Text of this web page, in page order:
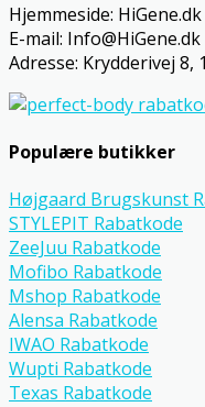
Hjemmeside: HiGene.dk
E-mail: Info@HiGene.dk
Adresse: Krydderivej 8,
Populære butikker
Højgaard Brugskunst
STYLEPIT Rabatkode
ZeeJuu Rabatkode
Mofibo Rabatkode
Mshop Rabatkode
Alensa Rabatkode
IWAO Rabatkode
Wupti Rabatkode
Texas Rabatkode